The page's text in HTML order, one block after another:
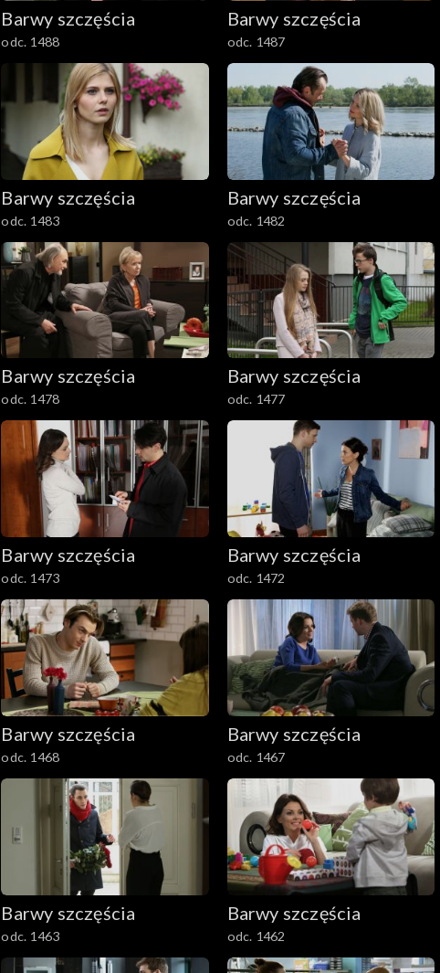
Barwy szczęścia
odc. 1488
Barwy szczęścia
odc. 1487
Barwy szczęścia
odc. 1483
Barwy szczęścia
odc. 1482
Barwy szczęścia
odc. 1478
Barwy szczęścia
odc. 1477
Barwy szczęścia
odc. 1473
Barwy szczęścia
odc. 1472
Barwy szczęścia
odc. 1468
Barwy szczęścia
odc. 1467
Barwy szczęścia
odc. 1463
Barwy szczęścia
odc. 1462